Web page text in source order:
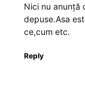
Nici nu anunță
depuse.Asa
ce,cum etc.
Reply